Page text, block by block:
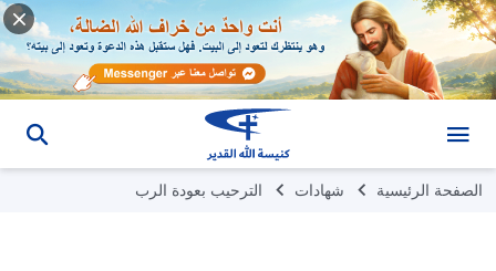
الصفحة الرئيسية شهادات الترحيب بعودة الرب